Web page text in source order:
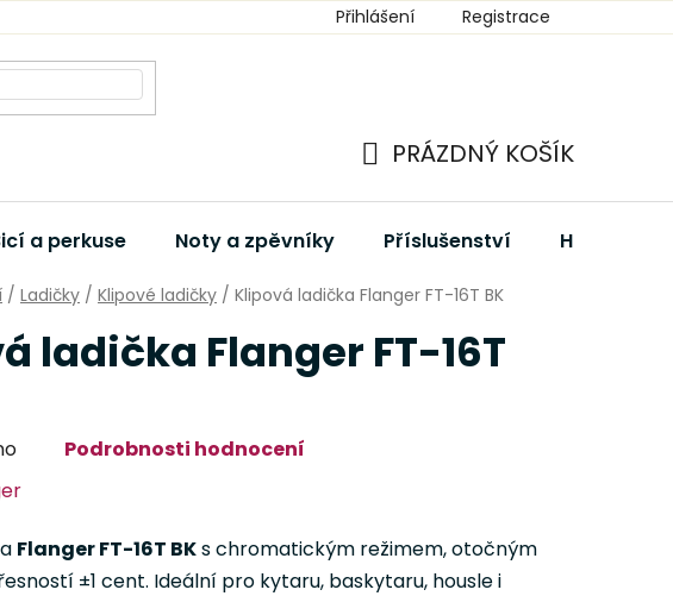
Přihlášení Registrace
KOŠÍK
PRÁZDNÝ KOŠÍK
a perkuse Noty a zpěvníky Příslušenství Hudební
/ Ladičky / Klipové ladičky / Klipová ladička Flanger FT-16T BK
ladička Flanger FT-16T
Podrobnosti hodnocení
Flanger FT-16T BKs chromatickým režimem, otočným
±1 cent. Ideální pro kytaru, baskytaru, housle i